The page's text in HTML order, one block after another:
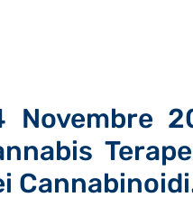
Novembre